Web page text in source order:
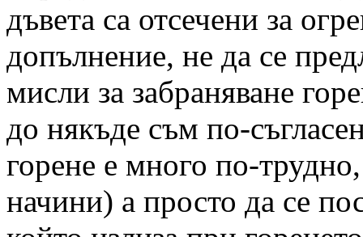
дъвета са отсечени за
допълнение, не да се
мисли за забраняване
до някъде съм по-
горене е много по-
начини) а просто да се